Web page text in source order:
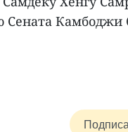
Сената Камбоджи